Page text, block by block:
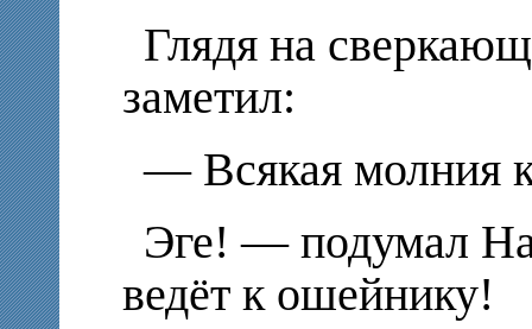
Глядя на
заметил:
— Всякая молния
Эге! — подумал
ведёт к ошейнику!